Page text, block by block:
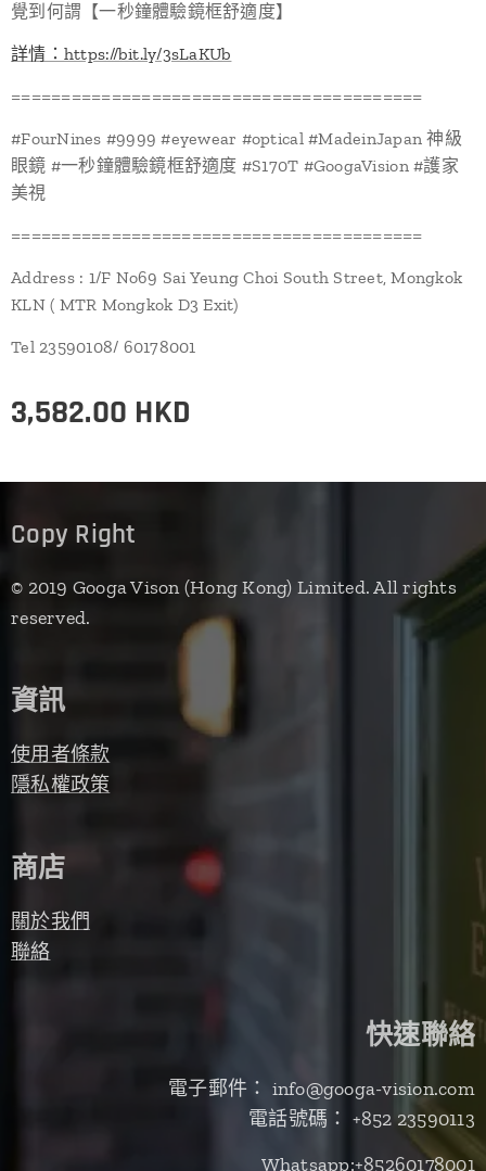
覺到何謂【一秒鐘體驗鏡框舒適度】
詳情：https://bit.ly/3sLaKUb
=========================================
#FourNines #9999 #eyewear #optical #MadeinJapan 神級
眼鏡 #一秒鐘體驗鏡框舒適度 #S170T #GoogaVision #護家
美視
=========================================
Address : 1/F No69 Sai Yeung Choi South Street, Mongkok
KLN ( MTR Mongkok D3 Exit)
Tel 23590108/ 60178001
3,582.00 HKD
Copy Right
© 2019 Googa Vison (Hong Kong) Limited. All rights
reserved.
資訊
使用者條款
隱私權政策
商店
關於我們
聯絡
快速聯絡
電子郵件： info@googa-vision.com
電話號碼： +852 23590113
Whatsapp:+85260178001